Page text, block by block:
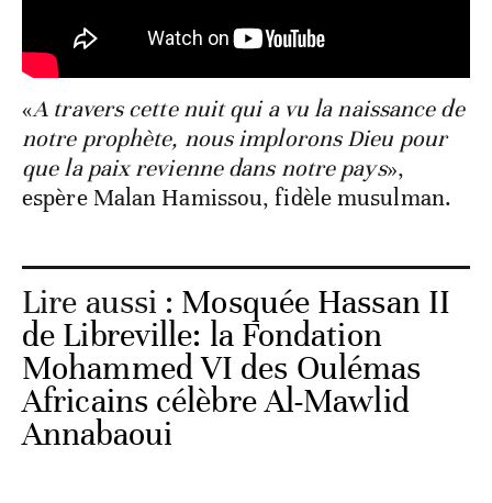
«A travers cette nuit qui a vu la naissance de
notre prophète, nous implorons Dieu pour
que la paix revienne dans notre pays»,
espère Malan Hamissou, fidèle musulman.
Lire aussi : Mosquée Hassan II
de Libreville: la Fondation
Mohammed VI des Oulémas
Africains célèbre Al-Mawlid
Annabaoui